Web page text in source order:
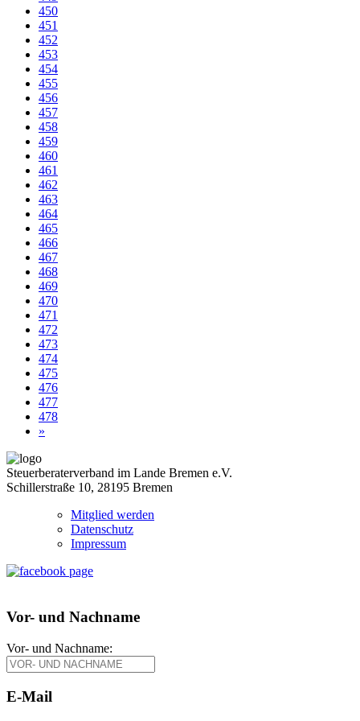
450
451
452
453
454
455
456
457
458
459
460
461
462
463
464
465
466
467
468
469
470
471
472
473
474
475
476
477
478
»
Steuerberaterverband im Lande Bremen e.V.
Schillerstraße 10, 28195 Bremen
Mitglied werden
Datenschutz
Impressum
Vor- und Nachname
Vor- und Nachname:
E-Mail